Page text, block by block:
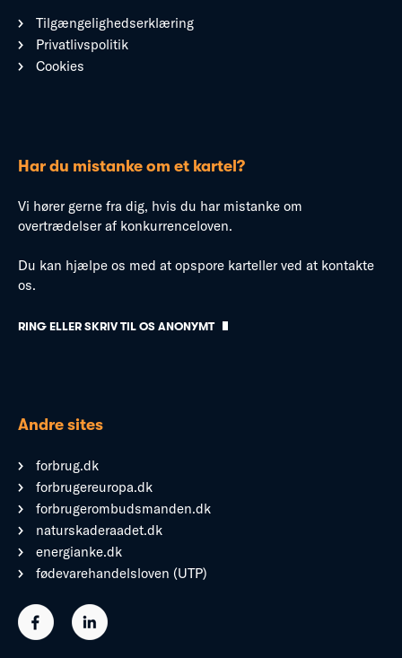
Tilgængelighedserklæring
Privatlivspolitik
Cookies
Har du mistanke om et kartel?
Vi hører gerne fra dig, hvis du har mistanke om
overtrædelser af konkurrenceloven.
Du kan hjælpe os med at opspore karteller ved at kontakte
os.
RING ELLER SKRIV TIL OS ANONYMT
Andre sites
forbrug.dk
forbrugereuropa.dk
forbrugerombudsmanden.dk
naturskaderaadet.dk
energianke.dk
fødevarehandelsloven (UTP)